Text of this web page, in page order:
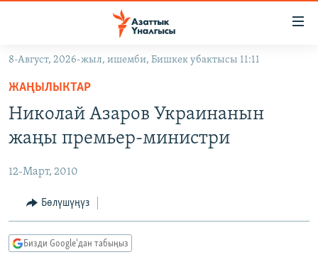
Навигацияга
өтүңүз
Издөөгө
салыңыз
ЭКОНОМИКА
МАДАНИЯТ
БОРБОР АЗИЯ
АТАЙЫН ИЛИКТӨӨ
ТВ ПРОГРАММАЛАР
ЭКСПЕРТТЕР ТАЛДАЙТ
ӨЗГӨЧӨ ПИКИР
8-Август, 2026-жыл, ишемби, Бишкек убактысы 11:11
ЖАҢЫЛЫКТАР
Николай Азаров Украинанын
жаңы премьер-министри
12-Март, 2010
Бөлүшүңүз
Бизди Google'дан табыңыз